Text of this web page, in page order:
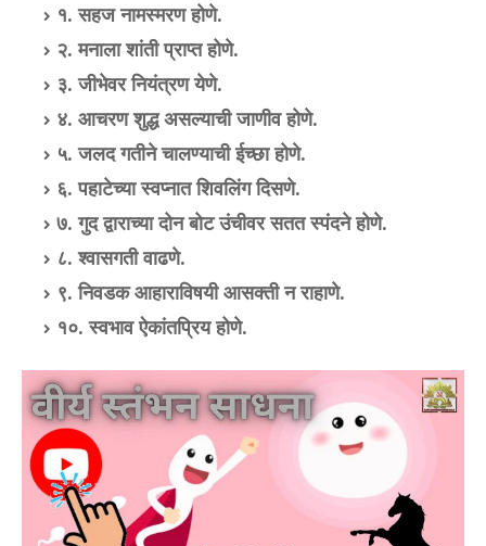
१. सहज नामस्मरण होणे.
२. मनाला शांती प्राप्त होणे.
३. जीभेवर नियंत्रण येणे.
४. आचरण शुद्ध असल्याची जाणीव होणे.
५. जलद गतीने चालण्याची ईच्छा होणे.
६. पहाटेच्या स्वप्नात शिवलिंग दिसणे.
७. गुद द्वाराच्या दोन बोट उंचीवर सतत स्पंदने होणे.
८. श्वासगती वाढणे.
९. निवडक आहाराविषयी आसक्ती न राहाणे.
१०. स्वभाव ऐकांतप्रिय होणे.